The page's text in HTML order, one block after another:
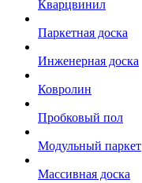
Кварцвинил
Паркетная доска
Инженерная доска
Ковролин
Пробковый пол
Модульный паркет
Массивная доска